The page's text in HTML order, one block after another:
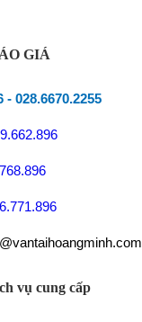
GIÁ
- 028.6670.2255
vụ cung cấp